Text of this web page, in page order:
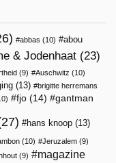
abbas (10)
abou
& Jodenhaat (23)
(9) Auschwitz (10)
(13)
brigitte herremans
fjo (14) gantman
hans knoop (13)
(10) Jeruzalem (9)
(9)
magazine